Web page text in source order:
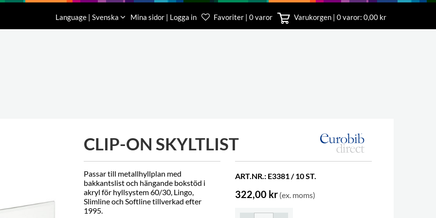
Language | Svenska Mina sidor | Logga in Favoriter | 0 varor Varukorgen | 0varor: 0,00 kr
Kundtjänst
046-31 18 00
CLIP-ON SKYLTLIST
Passar till metallhyllplan med
bakkantslist och hängande bokstöd i
akryl för hyllsystem 60/30, Lingo,
Slimline och Softline tillverkad efter
1995.
ART.NR.: E3381 / 10 ST.
322,00 kr (ex. moms)